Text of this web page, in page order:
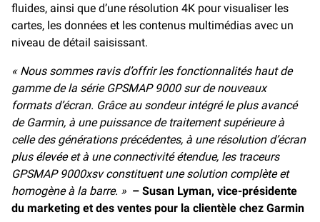
fluides, ainsi que d’une résolution 4K pour visualiser les
cartes, les données et les contenus multimédias avec un
niveau de détail saisissant.
« Nous sommes ravis d’offrir les fonctionnalités haut de
gamme de la série GPSMAP 9000 sur de nouveaux
formats d’écran. Grâce au sondeur intégré le plus avancé
de Garmin, à une puissance de traitement supérieure à
celle des générations précédentes, à une résolution d’écran
plus élevée et à une connectivité étendue, les traceurs
GPSMAP 9000xsv constituent une solution complète et
homogène à la barre. » – Susan Lyman, vice-présidente
du marketing et des ventes pour la clientèle chez Garmin